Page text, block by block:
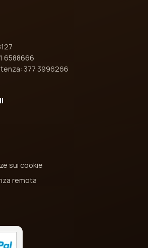
6588666
377 3996266
sui cookie
remota